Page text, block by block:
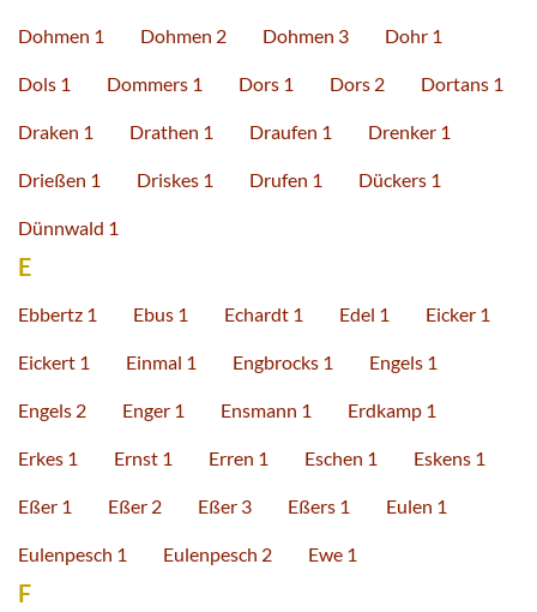
Dohmen 1 Dohmen 2 Dohmen 3 Dohr 1
Dols 1 Dommers 1 Dors 1 Dors 2 Dortans 1
Draken 1 Drathen 1 Draufen 1 Drenker 1
Drießen 1 Driskes 1 Drufen 1 Dückers 1
Dünnwald 1
E
Ebbertz 1 Ebus 1 Echardt 1 Edel 1 Eicker 1
Eickert 1 Einmal 1 Engbrocks 1 Engels 1
Engels 2 Enger 1 Ensmann 1 Erdkamp 1
Erkes 1 Ernst 1 Erren 1 Eschen 1 Eskens 1
Eßer 1 Eßer 2 Eßer 3 Eßers 1 Eulen 1
Eulenpesch 1 Eulenpesch 2 Ewe 1
F